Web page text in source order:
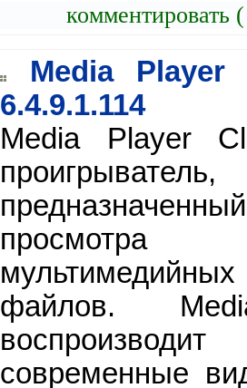
комментировать
Media Player
6.4.9.1.114
Media Player
проигрыватель,
просмотра
мультимедийных
файлов.
современные